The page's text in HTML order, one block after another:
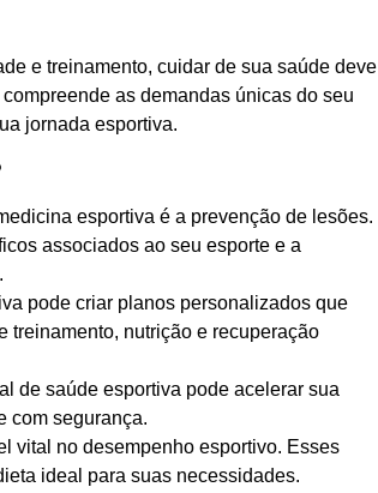
e treinamento, cuidar de sua saúde deve
as demandas únicas do seu
jornada esportiva.
esportiva é a prevenção de lesões.
associados ao seu esporte e a
pode criar planos personalizados que
treinamento, nutrição e recuperação
de saúde esportiva pode acelerar sua
com segurança.
vital no desempenho esportivo. Esses
ideal para suas necessidades.